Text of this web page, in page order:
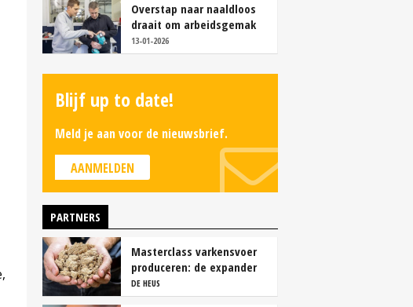
Overstap naar naaldloos
draait om arbeidsgemak
en diervriendelijkheid
13-01-2026
Blijf up to date!
Meld je aan voor de nieuwsbrief.
AANMELDEN
PARTNERS
Masterclass varkensvoer
produceren: de expander
DE HEUS